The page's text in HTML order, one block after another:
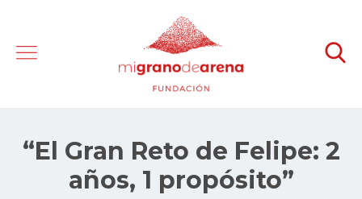
“El Gran Reto de Felipe: 2
años, 1 propósito”